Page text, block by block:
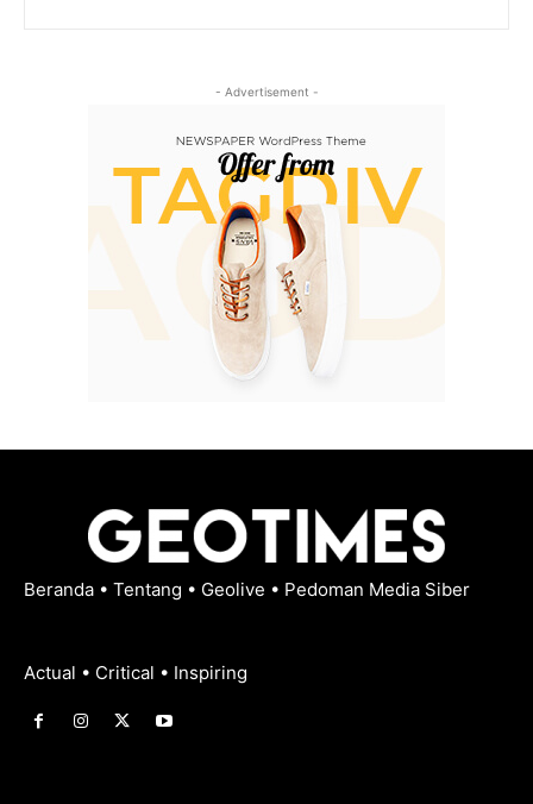
- Advertisement -
Beranda • Tentang • Geolive • Pedoman Media Siber
Actual • Critical • Inspiring